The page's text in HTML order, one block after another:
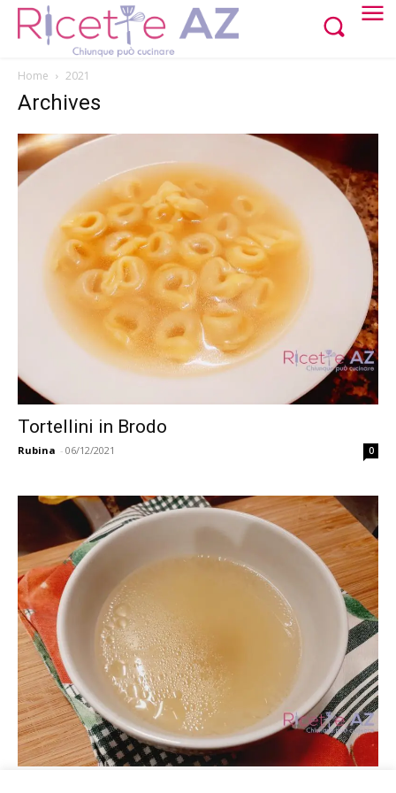
Home 2021
Archives
Tortellini in Brodo
Rubina - 06/12/2021 0